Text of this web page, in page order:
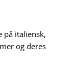
på italiensk,
og deres